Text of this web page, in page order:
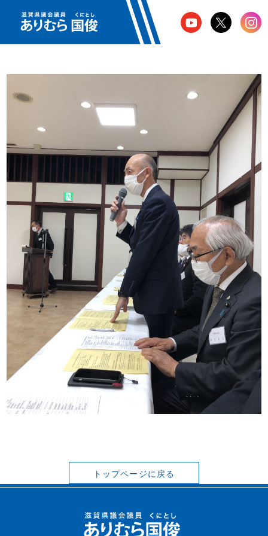
トップページに戻る